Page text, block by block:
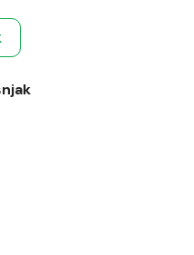
za buduće